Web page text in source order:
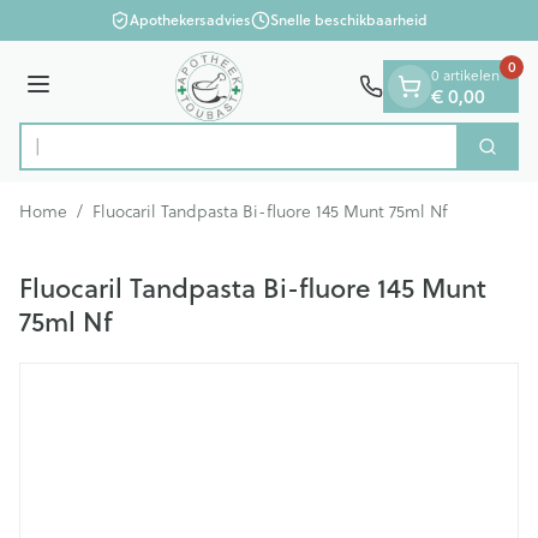
Ga naar de inhoudApothekersadvies Snelle beschikbaarheid
Menu
Product, merk, categorie...
Op z Zoek
0 artikelen
€ 0,00
0
Home / Fluocaril Tandpasta Bi-fluore 145 Munt 75ml Nf
Fluocaril Tandpasta Bi-fluore 145 Munt
75ml Nf